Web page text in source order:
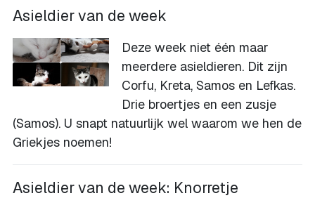
Asieldier van de week
Deze week niet één maar
meerdere asieldieren. Dit zijn
Corfu, Kreta, Samos en Lefkas.
Drie broertjes en een zusje
(Samos). U snapt natuurlijk wel waarom we hen de
Griekjes noemen!
Asieldier van de week: Knorretje